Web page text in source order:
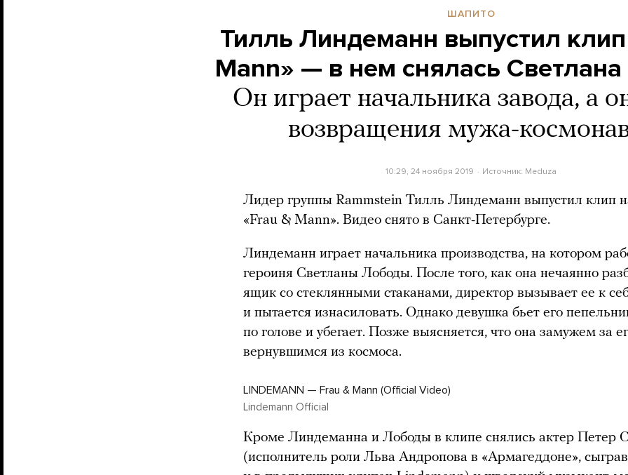
ШАПИТО
Тилль Линдеманн выпустил
Mann» — в нем снялась
Он играет начальника завода, а
возвращения мужа-
10:29, 24 ноября 2019 Источник: Meduza
Лидер группы Rammstein Тилль Линдеманн выпустил клип
«Frau & Mann». Видео снято в Санкт-Петербурге.
Линдеманн играет начальника производства, на котором
героиня Светланы Лободы. После того, как она нечаянно
ящик со стеклянными стаканами, директор вызывает ее к
и пытается изнасиловать. Однако девушка бьет его
по голове и убегает. Позже выясняется, что она замужем за
вернувшимся из космоса.
LINDEMANN — Frau & Mann (Official Video)
Lindemann Official
Кроме Линдеманна и Лободы в клипе снялись актер Петер
(исполнитель роли Льва Андропова в «Армагеддоне»,